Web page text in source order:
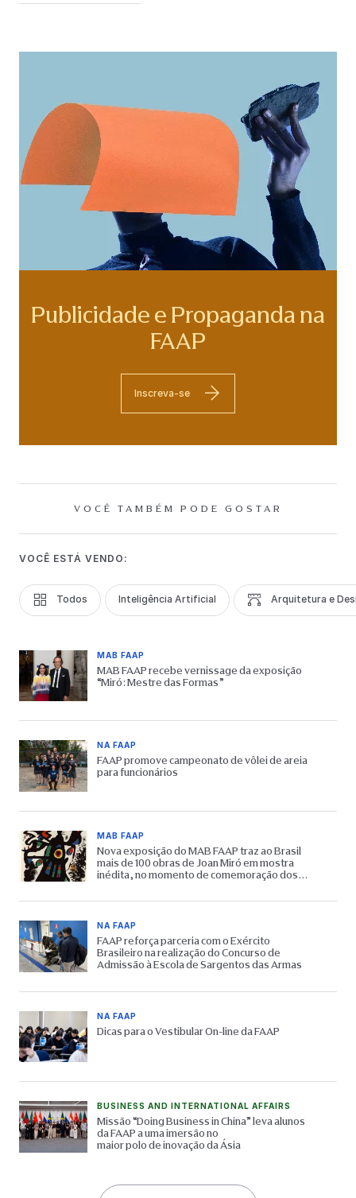
Publicidade e Propaganda na
FAAP
Inscreva-se
VOCÊ TAMBÉM PODE GOSTAR
VOCÊ ESTÁ VENDO:
Todos Inteligência Artificial Arquitetura e
MAB FAAP
MAB FAAP recebe vernissage da exposição
“Miró: Mestre das Formas”
NA FAAP
FAAP promove campeonato de vôlei de areia
para funcionários
MAB FAAP
Nova exposição do MAB FAAP traz ao Brasil
mais de 100 obras de Joan Miró em mostra
inédita, no momento de comemoração dos
NA FAAP
FAAP reforça parceria com o Exército
Brasileiro na realização do Concurso de
Admissão à Escola de Sargentos das Armas
NA FAAP
Dicas para o Vestibular On-line da FAAP
BUSINESS AND INTERNATIONAL AFFAIRS
Missão “Doing Business in China” leva alunos
da FAAP a uma imersão no
maior polo de inovação da Ásia